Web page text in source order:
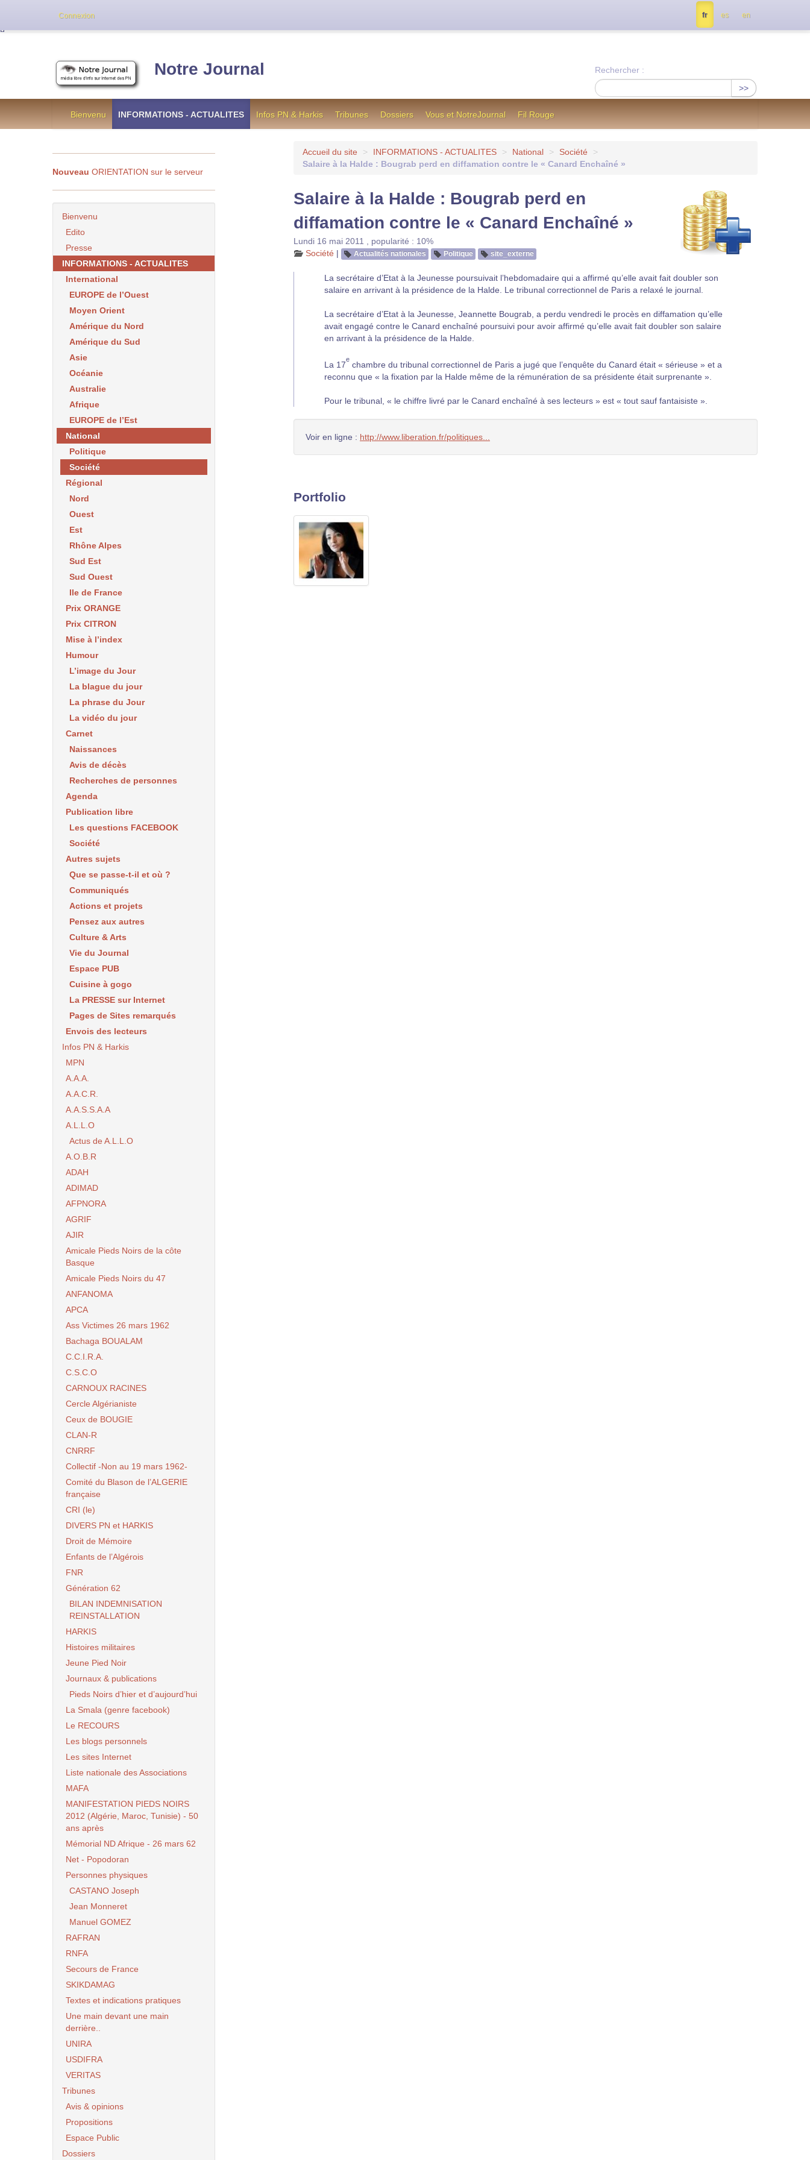
Notre Journal
Rechercher :
>>
Bienvenu INFORMATIONS - ACTUALITES Infos PN & Harkis Tribunes Dossiers Vous et NotreJournal Fil Rouge
Accueil du site > INFORMATIONS - ACTUALITES > National > Société
>
Salaire à la Halde : Bougrab perd en diffamation contre le « Canard Enchaîné »
Salaire à la Halde : Bougrab perd en
diffamation contre le « Canard Enchaîné »
Lundi 16 mai 2011
popularité : 10%
Société | Actualités nationales Politique site_externe
La secrétaire d’Etat à la Jeunesse poursuivait l’hebdomadaire qui a affirmé qu’elle avait fait doubler son
salaire en arrivant à la présidence de la Halde. Le tribunal correctionnel de Paris a relaxé le journal.
La secrétaire d’Etat à la Jeunesse, Jeannette Bougrab, a perdu vendredi le procès en diffamation qu’elle
avait engagé contre le Canard enchaîné poursuivi pour avoir affirmé qu’elle avait fait doubler son salaire
en arrivant à la présidence de la Halde.
La 17
e
chambre du tribunal correctionnel de Paris a jugé que l’enquête du Canard était « sérieuse » et a
reconnu que « la fixation par la Halde même de la rémunération de sa présidente était surprenante ».
Pour le tribunal, « le chiffre livré par le Canard enchaîné à ses lecteurs » est « tout sauf fantaisiste ».
Voir en ligne : http://www.liberation.fr/politiques...
Portfolio
Nouveau ORIENTATION sur le serveur
Bienvenu
Edito
Presse
INFORMATIONS - ACTUALITES
International
EUROPE de l’Ouest
Moyen Orient
Amérique du Nord
Amérique du Sud
Asie
Océanie
Australie
Afrique
EUROPE de l’Est
National
Politique
Société
Régional
Nord
Ouest
Est
Rhône Alpes
Sud Est
Sud Ouest
Ile de France
Prix ORANGE
Prix CITRON
Mise à l’index
Humour
L’image du Jour
La blague du jour
La phrase du Jour
La vidéo du jour
Carnet
Naissances
Avis de décès
Recherches de personnes
Agenda
Publication libre
Les questions FACEBOOK
Société
Autres sujets
Que se passe-t-il et où ?
Communiqués
Actions et projets
Pensez aux autres
Culture & Arts
Vie du Journal
Espace PUB
Cuisine à gogo
La PRESSE sur Internet
Pages de Sites remarqués
Envois des lecteurs
Infos PN & Harkis
MPN
A.A.A.
A.A.C.R.
A.A.S.S.A.A
A.L.L.O
Actus de A.L.L.O
A.O.B.R
ADAH
ADIMAD
AFPNORA
AGRIF
AJIR
Amicale Pieds Noirs de la côte
Basque
Amicale Pieds Noirs du 47
ANFANOMA
APCA
Ass Victimes 26 mars 1962
Bachaga BOUALAM
C.C.I.R.A.
C.S.C.O
CARNOUX RACINES
Cercle Algérianiste
Ceux de BOUGIE
CLAN-R
CNRRF
Collectif -Non au 19 mars 1962-
Comité du Blason de l’ALGERIE
française
CRI (le)
DIVERS PN et HARKIS
Droit de Mémoire
Enfants de l’Algérois
FNR
Génération 62
BILAN INDEMNISATION
REINSTALLATION
HARKIS
Histoires militaires
Jeune Pied Noir
Journaux & publications
Pieds Noirs d’hier et d’aujourd’hui
La Smala (genre facebook)
Le RECOURS
Les blogs personnels
Les sites Internet
Liste nationale des Associations
MAFA
MANIFESTATION PIEDS NOIRS
2012 (Algérie, Maroc, Tunisie) - 50
ans après
Mémorial ND Afrique - 26 mars 62
Net - Popodoran
Personnes physiques
CASTANO Joseph
Jean Monneret
Manuel GOMEZ
RAFRAN
RNFA
Secours de France
SKIKDAMAG
Textes et indications pratiques
Une main devant une main
derrière..
UNIRA
USDIFRA
VERITAS
Tribunes
Avis & opinions
Propositions
Espace Public
Dossiers
Connexion fr es en
Cette version de NotreJournal représente l’ancienne formule utilisée jusqu’en octobre 2012, en cas de difficultés, contactez nous à info@notrejournal.info !